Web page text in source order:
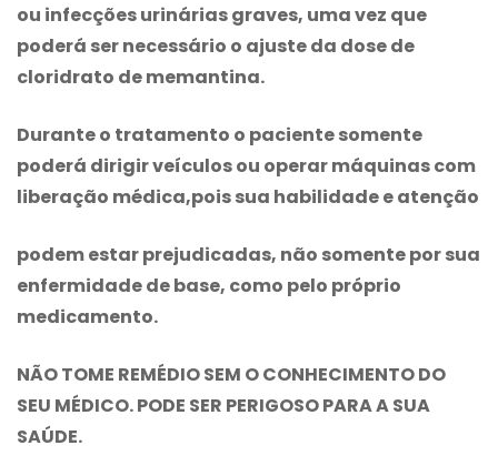
ou infecções urinárias graves, uma vez que
poderá ser necessário o ajuste da dose de
cloridrato de memantina.
Durante o tratamento o paciente somente
poderá dirigir veículos ou operar máquinas com
liberação médica,pois sua habilidade e atenção
podem estar prejudicadas, não somente por sua
enfermidade de base, como pelo próprio
medicamento.
NÃO TOME REMÉDIO SEM O CONHECIMENTO DO
SEU MÉDICO. PODE SER PERIGOSO PARA A SUA
SAÚDE.